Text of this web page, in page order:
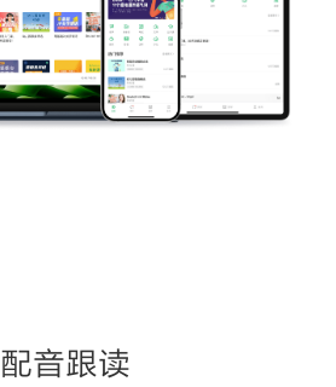
配音跟读